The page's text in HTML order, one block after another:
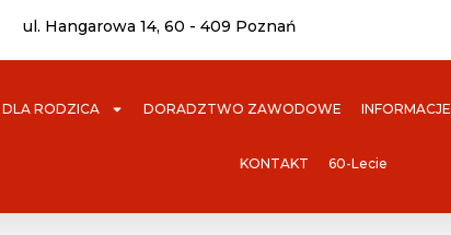
ul. Hangarowa 14, 60 - 409 Poznań
DLA RODZICA DORADZTWO ZAWODOWE INFORMACJE
KONTAKT 60-Lecie